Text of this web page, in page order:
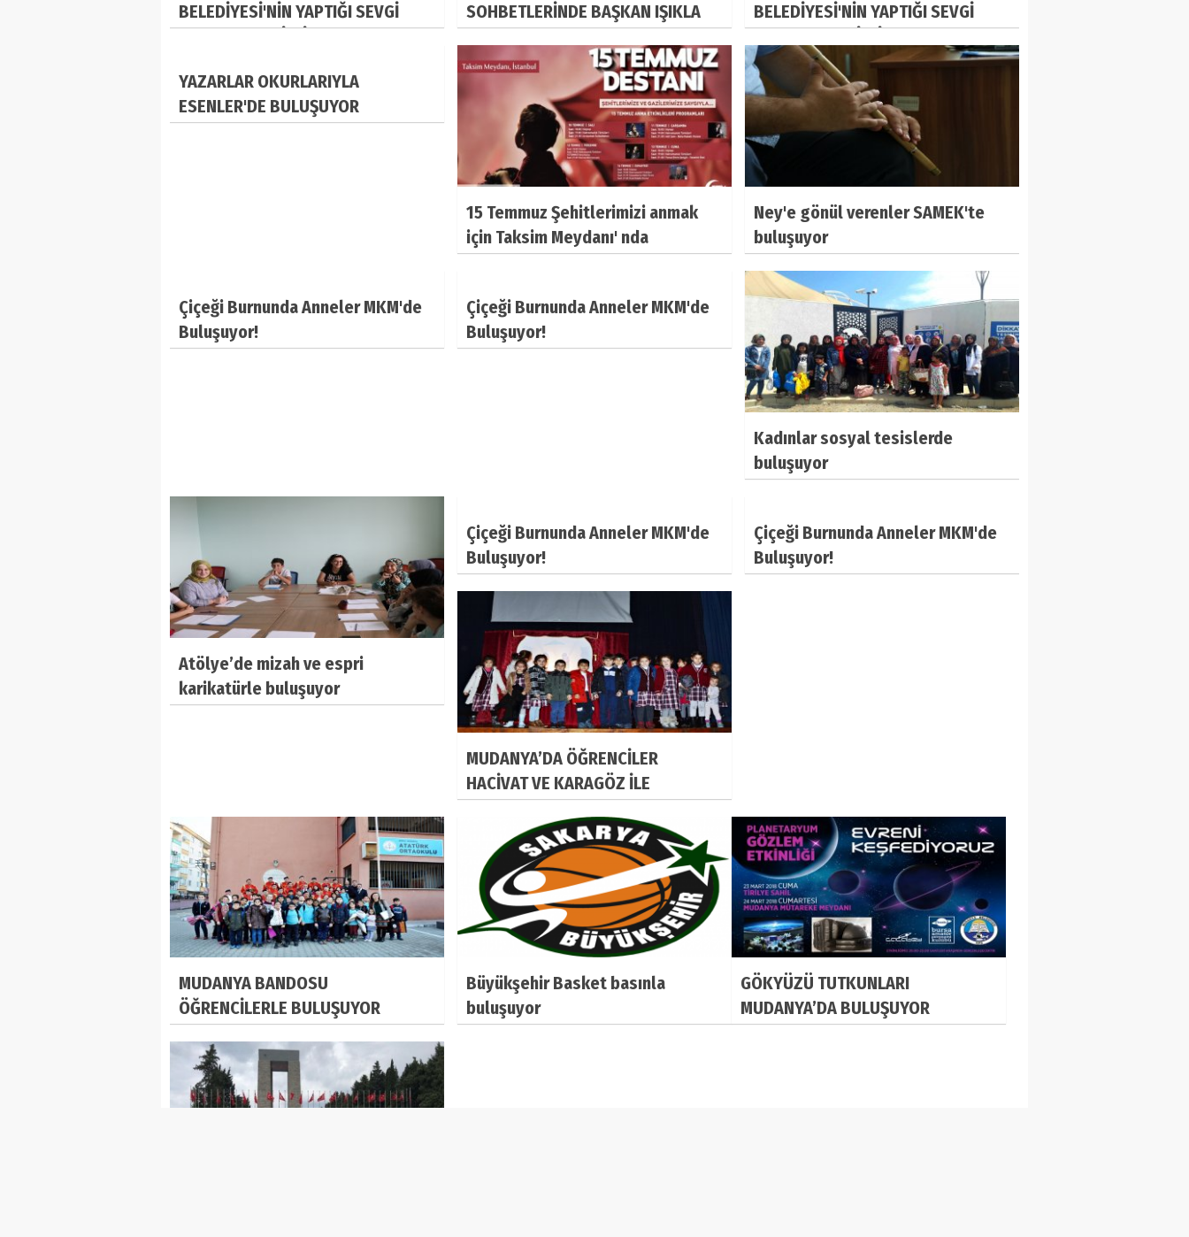
BELEDİYESİ'NİN YAPTIĞI SEVGİ
SOHBETLERİNDE BAŞKAN IŞIKLA
BELEDİYESİ'NİN YAPTIĞI SEVGİ
YAZARLAR OKURLARIYLA
ESENLER'DE BULUŞUYOR
15 Temmuz Şehitlerimizi anmak
için Taksim Meydanı' nda
Ney'e gönül verenler SAMEK'te
buluşuyor
Çiçeği Burnunda Anneler MKM'de
Buluşuyor!
Çiçeği Burnunda Anneler MKM'de
Buluşuyor!
Kadınlar sosyal tesislerde
buluşuyor
Atölye’de mizah ve espri
karikatürle buluşuyor
Çiçeği Burnunda Anneler MKM'de
Buluşuyor!
Çiçeği Burnunda Anneler MKM'de
Buluşuyor!
MUDANYA’DA ÖĞRENCİLER
HACİVAT VE KARAGÖZ İLE
MUDANYA BANDOSU
ÖĞRENCİLERLE BULUŞUYOR
Büyükşehir Basket basınla
buluşuyor
GÖKYÜZÜ TUTKUNLARI
MUDANYA’DA BULUŞUYOR